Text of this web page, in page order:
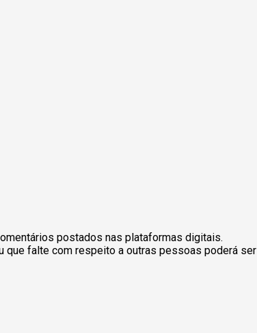
postados nas plataformas digitais.
que falte com respeito a outras pessoas poderá ser